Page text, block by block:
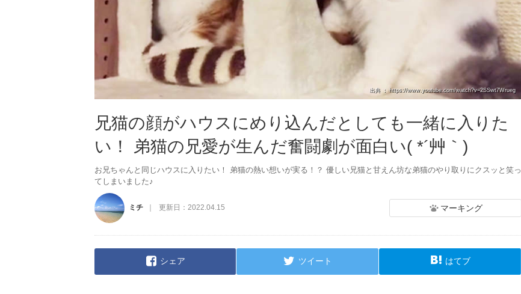
出典 ： https://www.youtube.com/watch?v=2SSwt7Wrueg
兄猫の顔がハウスにめり込んだとしても一緒に入りた
い！ 弟猫の兄愛が生んだ奮闘劇が面白い( *´艸｀)
お兄ちゃんと同じハウスに入りたい！ 弟猫の熱い想いが実る！？ 優しい兄猫と甘えん坊な弟猫のやり取りにクスッと笑っ
てしまいました♪
ミチ 更新日： 2022.04.15 マーキング
シェア ツイート はてブ